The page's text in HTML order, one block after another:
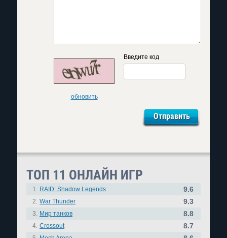
обновить
Введите код
ТОП 11 ОНЛАЙН ИГР
1. RAID: Shadow Legends 9.6
2. War Thunder 9.3
3. Мир танков 8.8
4. Crossout 8.7